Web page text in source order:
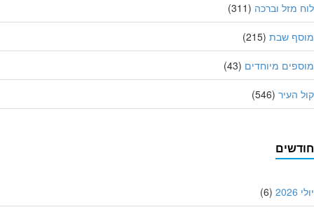
מזל וברכה(311)
שבת(215)
מיוחדים(43)
העיר(546)
(6)